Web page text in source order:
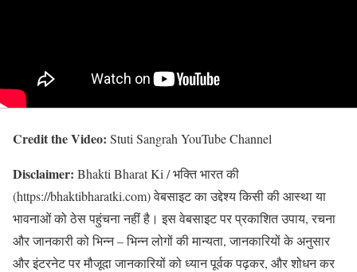
Credit the Video: Stuti Sangrah YouTube Channel
Disclaimer: Bhakti Bharat Ki / भक्ति भारत की
(https://bhaktibharatki.com) वेबसाइट का उद्देश्य किसी की आस्था या
भावनाओं को ठेस पहुंचना नहीं है। इस वेबसाइट पर प्रकाशित उपाय, रचना
और जानकारी को भिन्न – भिन्न लोगों की मान्यता, जानकारियों के अनुसार
और इंटरनेट पर मौजूदा जानकारियों को ध्यान पूर्वक पढ़कर, और शोधन कर